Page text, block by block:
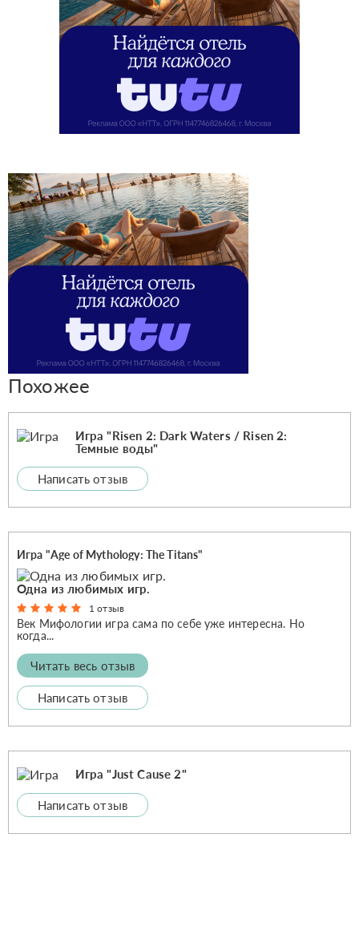
Похожее
Игра "Risen 2: Dark Waters / Risen 2:
Темные воды"
Написать отзыв
Игра "Age of Mythology: The Titans"
Одна из любимых игр.
1 отзыв
Век Мифологии игра сама по себе уже интересна. Но
когда...
Читать весь отзыв
Написать отзыв
Игра "Just Cause 2"
Написать отзыв